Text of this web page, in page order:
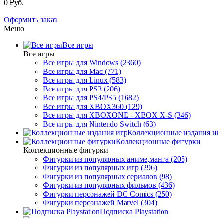
0 ₽уб.
Оформить заказ
Меню
Все игры
Все игры
Все игры для Windows (2360)
Все игры для Mac (771)
Все игры для Linux (583)
Все игры для PS3 (206)
Все игры для PS4/PS5 (1682)
Все игры для XBOX360 (129)
Все игры для XBOXONE - XBOX X-S (346)
Все игры для Nintendo Switch (63)
Коллекционные издания
Коллекционные фигурки
Коллекционные фигурки
Фигурки из популярных аниме,манга (205)
Фигурки из популярных игр (296)
Фигурки из популярных сериалов (98)
Фигурки из популярных фильмов (436)
Фигурки персонажей DC Comics (250)
Фигурки персонажей Marvel (304)
Подписка Playstation